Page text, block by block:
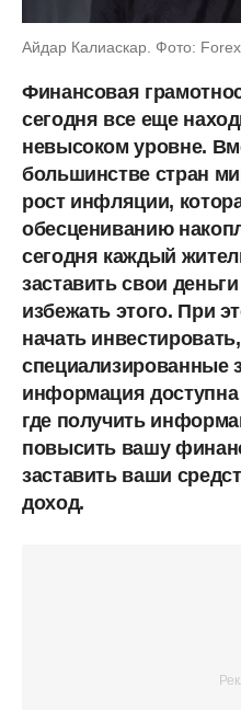
Айдар Калиаскар. Фото:
Финансовая
сегодня все еще
невысоком уровне.
большинстве стран
рост инфляции,
обесцениванию
сегодня каждый
заставить свои
избежать этого. При
начать
специализированные
информация доступна
где получить
повысить вашу
заставить ваши
доход.